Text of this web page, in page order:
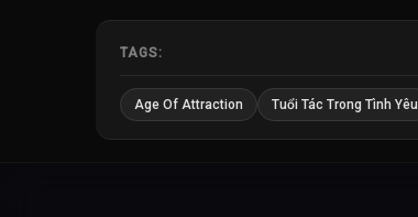
TAGS:
Age Of Attraction Tuổi Tác Trong Tình Yêu